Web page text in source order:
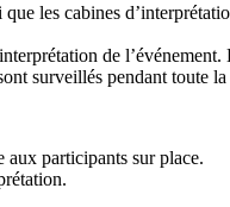
les cabines
de
surveillés pendant toute la
aux participants sur place.